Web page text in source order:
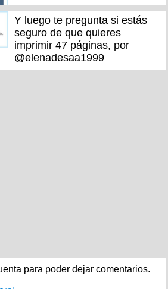
Y luego te pregunta si estás
seguro de que quieres
imprimir 47 páginas, por
@elenadesaa1999
para poder dejar comentarios.